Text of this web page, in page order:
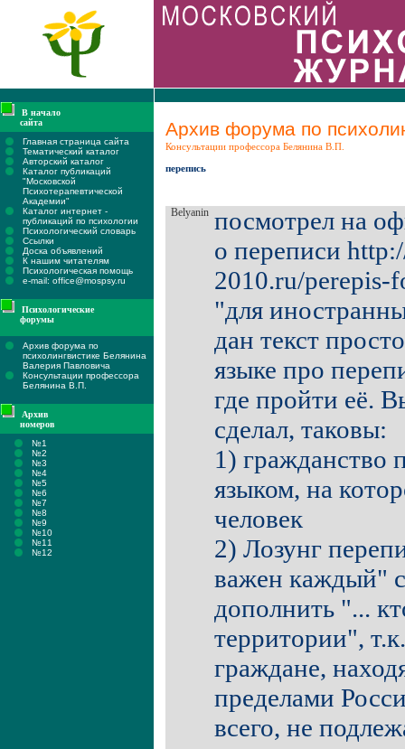
В начало
сайта
Главная страница сайта
Тематический каталог
Авторский каталог
Каталог публикаций
"Московской
Психотерапевтической
Академии"
Каталог интернет -
публикаций по психологии
Психологический словарь
Ссылки
Доска объявлений
К нашим читателям
Психологическая помощь
e-mail: office@mospsy.ru
Психологические
форумы
Архив форума по
психолингвистике Белянина
Валерия Павловича
Консультации профессора
Белянина В.П.
Архив
номеров
№1
№2
№3
№4
№5
№6
№7
№8
№9
№10
№11
№12
Архив форума по
Консультации профессора Белянина В.П.
перепись
Belyanin посмотрел на
о переписи
2010.ru/perepis-
"для
дан текст
языке про
где пройти её.
сделал, таковы:
1) гражданство
языком, на
человек
2) Лозунг
важен каждый"
дополнить "...
территории",
граждане,
пределами
всего, не